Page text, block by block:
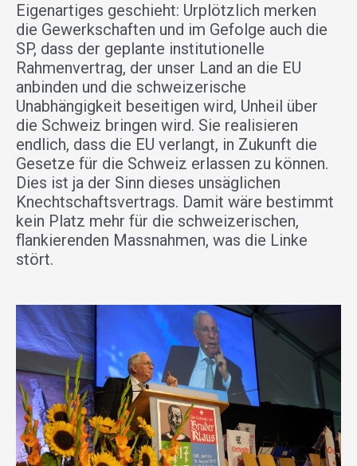
Eigenartiges geschieht: Urplötzlich merken
die Gewerkschaften und im Gefolge auch die
SP, dass der geplante institutionelle
Rahmenvertrag, der unser Land an die EU
anbinden und die schweizerische
Unabhängigkeit beseitigen wird, Unheil über
die Schweiz bringen wird. Sie realisieren
endlich, dass die EU verlangt, in Zukunft die
Gesetze für die Schweiz erlassen zu können.
Dies ist ja der Sinn dieses unsäglichen
Knechtschaftsvertrags. Damit wäre bestimmt
kein Platz mehr für die schweizerischen,
flankierenden Massnahmen, was die Linke
stört.